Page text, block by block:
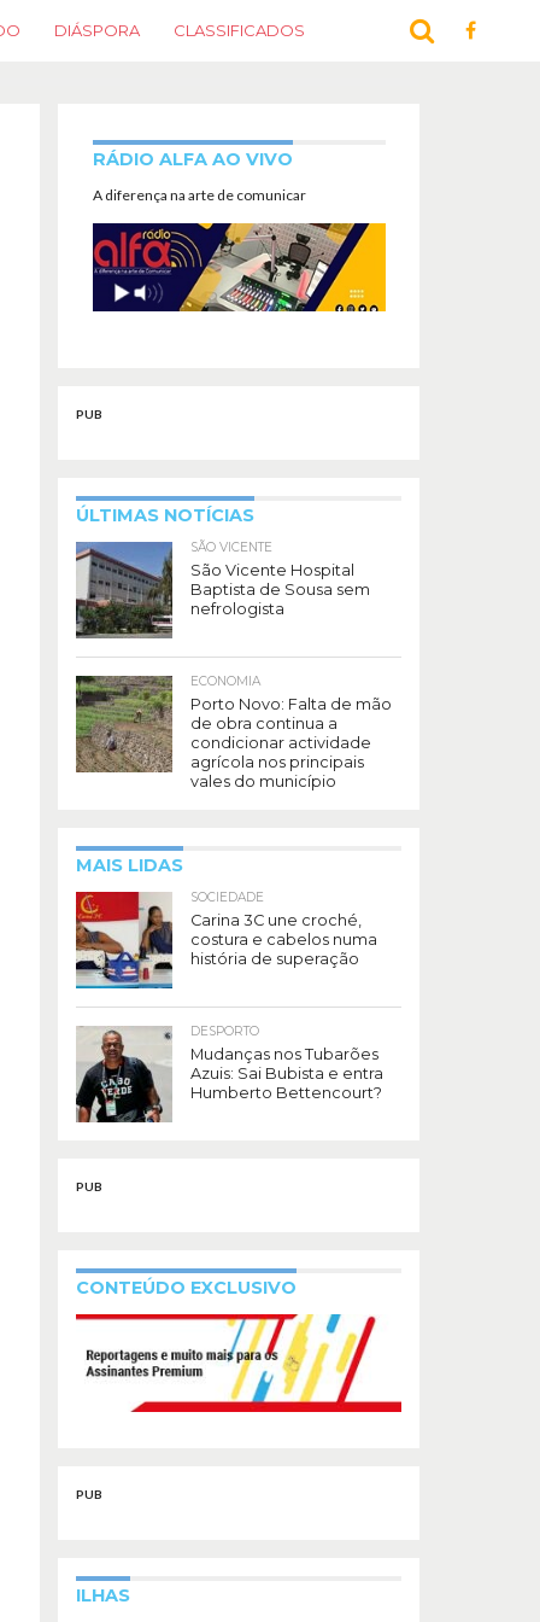
DIÁSPORA CLASSIFICADOS
RÁDIO ALFA AO VIVO
A diferença na arte de comunicar
PUB
ÚLTIMAS NOTÍCIAS
SÃO VICENTE
São Vicente Hospital
Baptista de Sousa sem
nefrologista
ECONOMIA
Porto Novo: Falta de mão
de obra continua a
condicionar actividade
agrícola nos principais
vales do município
MAIS LIDAS
SOCIEDADE
Carina 3C une croché,
costura e cabelos numa
história de superação
DESPORTO
Mudanças nos Tubarões
Azuis: Sai Bubista e entra
Humberto Bettencourt?
PUB
CONTEÚDO EXCLUSIVO
PUB
ILHAS